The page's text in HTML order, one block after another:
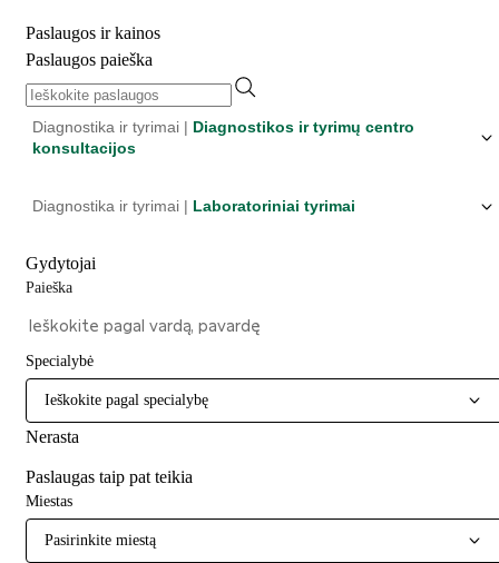
Paslaugos ir kainos
Paslaugos paieška
Diagnostika ir tyrimai | Diagnostikos ir tyrimų centro
konsultacijos
Diagnostika ir tyrimai | Laboratoriniai tyrimai
Gydytojai
Paieška
Specialybė
Ieškokite pagal specialybę
Nerasta
Paslaugas taip pat teikia
Miestas
Pasirinkite miestą